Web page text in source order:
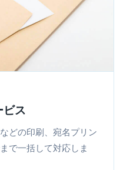
ビス
どの印刷、宛名プリン
で一括して対応しま